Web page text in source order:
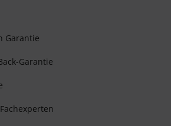
Garantie
Garantie